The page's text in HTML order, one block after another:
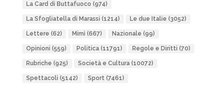
La Card di Buttafuoco (974)
La Sfogliatella di Marassi (1214) Le due Italie (3052)
Lettere (62) Mimì (667) Nazionale (99)
Opinioni (559) Politica(11791) Regole e Diritti (70)
Rubriche (925) Società e Cultura(10072)
Spettacoli (5142) Sport(7461)